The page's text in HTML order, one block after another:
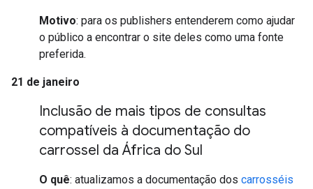
Motivo: para os publishers entenderem como ajudar
o público a encontrar o site deles como uma fonte
preferida.
21 de janeiro
Inclusão de mais tipos de consultas
compatíveis à documentação do
carrossel da África do Sul
O quê: atualizamos a documentação dos carrosséis